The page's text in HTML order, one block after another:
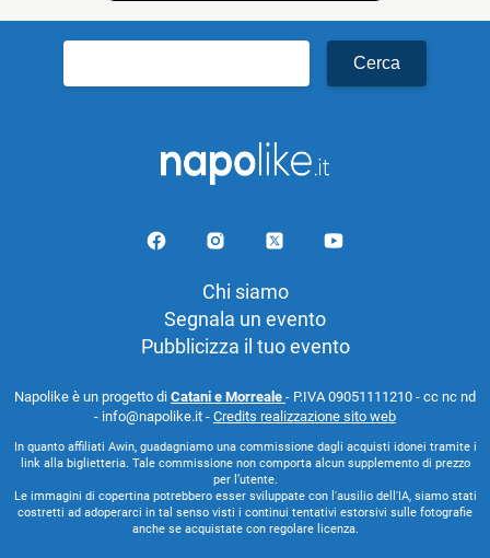
per:
Chi siamo
Segnala un evento
Pubblicizza il tuo evento
Napolike è un progetto di Catani e Morreale - P.IVA 09051111210 - cc nc nd
- info@napolike.it - Credits realizzazione sito web
In quanto affiliati Awin, guadagniamo una commissione dagli acquisti idonei tramite i
link alla biglietteria. Tale commissione non comporta alcun supplemento di prezzo
per l’utente.
Le immagini di copertina potrebbero esser sviluppate con l'ausilio dell'IA, siamo stati
costretti ad adoperarci in tal senso visti i continui tentativi estorsivi sulle fotografie
anche se acquistate con regolare licenza.